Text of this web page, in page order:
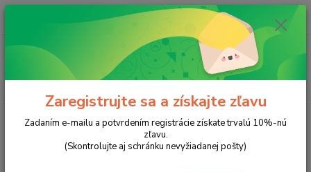
Menu
Hľadať
ks
za0 €
Úvod Sviečky v plechovke Sladké Tajomstvo
Sladké Tajomstvo
Zaregistrujte sa a získajte zľavu
Zadaním e-mailu a potvrdením registrácie získate trvalú 10%-nú
zľavu.
(Skontrolujte aj schránku nevyžiadanej pošty)